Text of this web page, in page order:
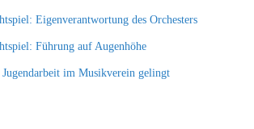
Eigenverantwortung des Orchesters
Führung auf Augenhöhe
im Musikverein gelingt